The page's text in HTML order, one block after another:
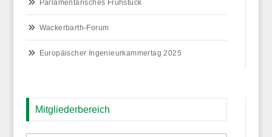
Parlamentarisches Frühstück
Wackerbarth-Forum
Europäischer Ingenieurkammertag 2025
Mitgliederbereich